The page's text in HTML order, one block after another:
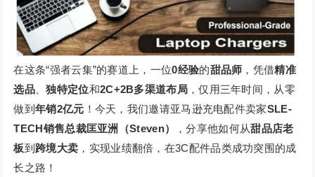
在这条“强者云集”的赛道上，一位0经验的甜品师 ，凭借精准
选品 、独特定位和2C+2B多渠道布局，仅用三年时间，从零
做到年销2亿元 ！今天，我们邀请亚马逊充电配件卖家SLE-
TECH销售总裁匡亚洲（Steven）
，分享他如何从甜品店老
板到 跨境大卖 ，实现业绩翻倍，在3C配件品类成功突围的成
长之路！